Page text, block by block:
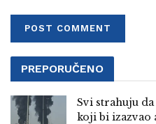
PREPORUČENO
Svi strahuju
koji bi izazvao